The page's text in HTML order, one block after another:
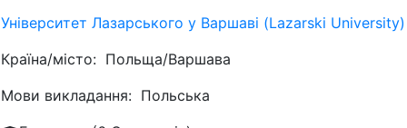
Університет Лазарського у Варшаві (Lazarski University)
Країна/місто: Польща/Варшава
Мови викладання: Польська